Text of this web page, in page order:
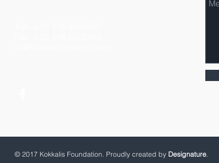
© 2017 Kokkalis Foundation. Proudly created by Designature.